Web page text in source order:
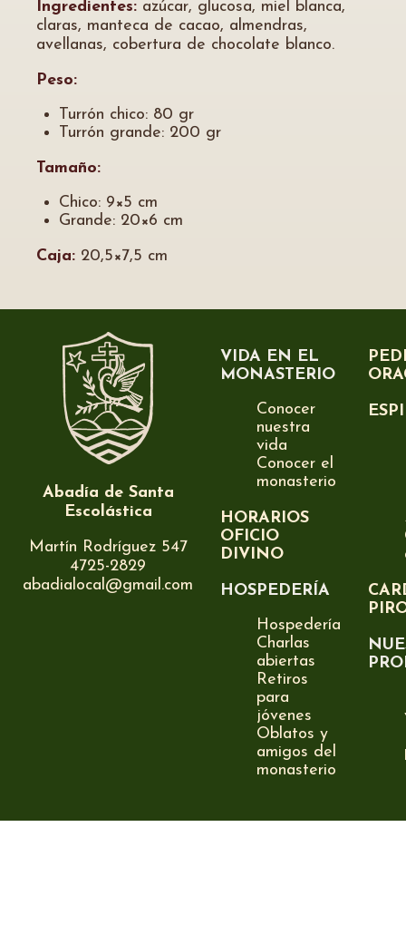
Ingredientes: azúcar, glucosa, miel blanca,
claras, manteca de cacao, almendras,
avellanas, cobertura de chocolate blanco.
Peso:
Turrón chico: 80 gr
Turrón grande: 200 gr
Tamaño:
Chico: 9×5 cm
Grande: 20×6 cm
Caja: 20,5×7,5 cm
Abadía de Santa
Escolástica
Martín Rodríguez 547
4725-2829
abadialocal@gmail.com
VIDA EN EL
MONASTERIO
Conocer
nuestra
vida
Conocer el
monasterio
HORARIOS
OFICIO
DIVINO
HOSPEDERÍA
Hospedería
Charlas
abiertas
Retiros
para
jóvenes
Oblatos y
amigos del
monasterio